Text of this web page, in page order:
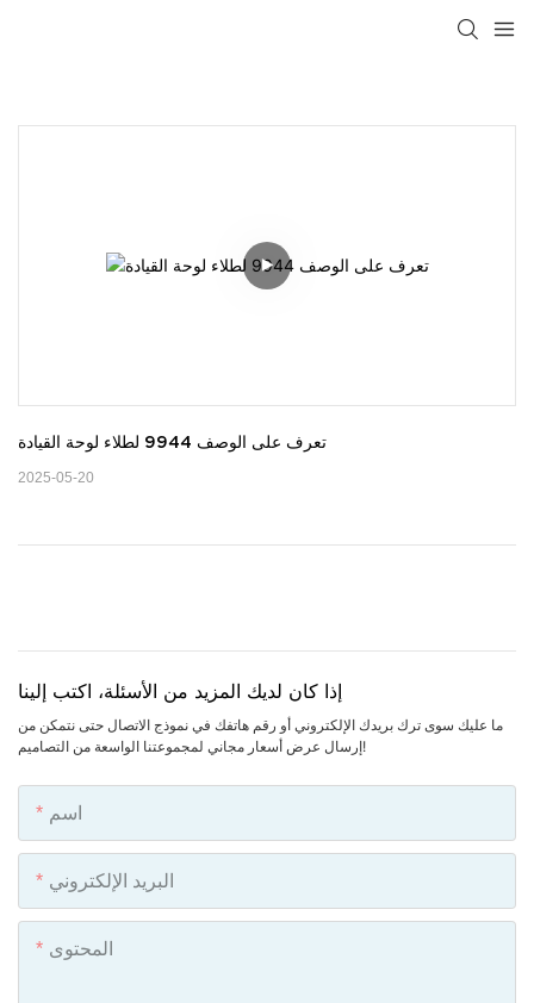
تعرف على الوصف 9944 لطلاء لوحة القيادة
2025-05-20
إذا كان لديك المزيد من الأسئلة، اكتب إلينا
ما عليك سوى ترك بريدك الإلكتروني أو رقم هاتفك في نموذج الاتصال حتى نتمكن من
إرسال عرض أسعار مجاني لمجموعتنا الواسعة من التصاميم!
اسم
البريد الإلكتروني
المحتوى